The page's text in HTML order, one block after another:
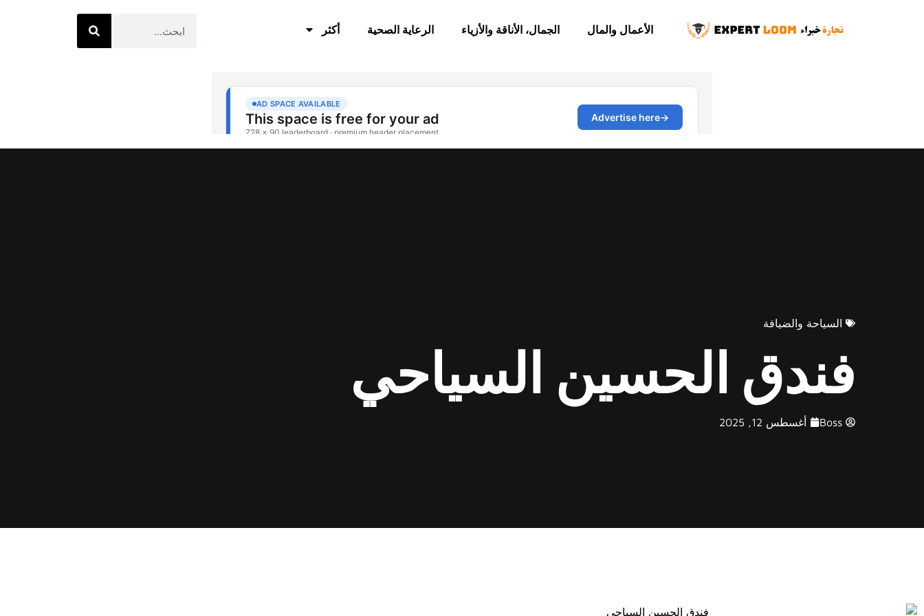
الأعمال والمال الجمال، الأناقة والأزياء الرعاية الصحية أكثر
السياحة والضيافة
فندق الحسين السياحي
Boss أغسطس 12, 2025